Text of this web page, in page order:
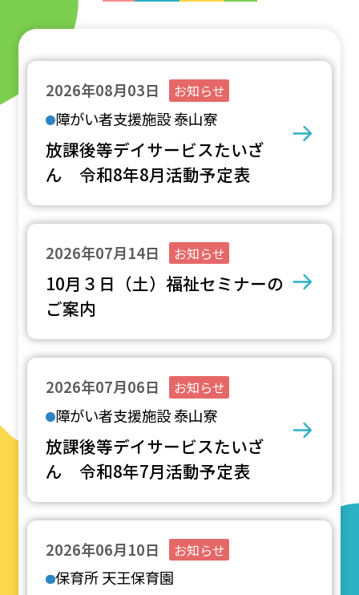
2026年08月03日 お知らせ
障がい者支援施設 泰山寮
放課後等デイサービスたいざ
ん 令和8年8月活動予定表
2026年07月14日 お知らせ
10月３日（土）福祉セミナーの
ご案内
2026年07月06日 お知らせ
障がい者支援施設 泰山寮
放課後等デイサービスたいざ
ん 令和8年7月活動予定表
2026年06月10日 お知らせ
保育所 天王保育園